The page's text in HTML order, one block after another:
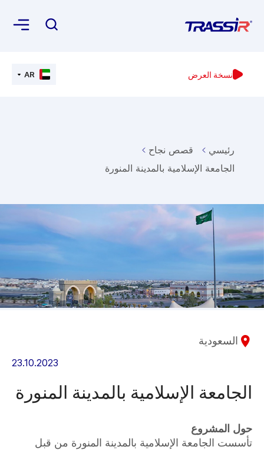
نسخة العرض AR
رئيسي
قصص نجاح
الجامعة الإسلامية بالمدينة المنورة
السعودية
23.10.2023
الجامعة الإسلامية بالمدينة المنورة
حول المشروع
تأسست الجامعة الإسلامية بالمدينة المنورة من قبل